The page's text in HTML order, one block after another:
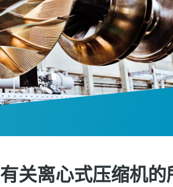
有关离心式压缩机